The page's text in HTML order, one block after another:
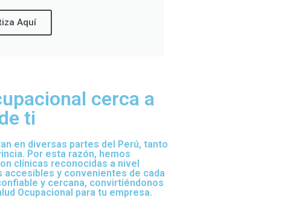
Aquí
cerca a
ti
en diversas partes del Perú, tanto
Por esta razón, hemos
clínicas reconocidas a nivel
accesibles y convenientes de cada
y cercana, convirtiéndonos
Ocupacional para tu empresa.